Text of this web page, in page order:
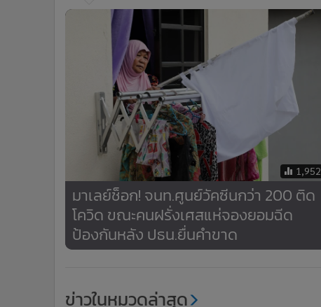
1,952
มาเลย์ช็อก! จนท.ศูนย์วัคซีนกว่า 200 ติด
โควิด ขณะคนฝรั่งเศสแห่จองยอมฉีด
ป้องกันหลัง ปธน.ยื่นคำขาด
ข่าวในหมวดล่าสุด